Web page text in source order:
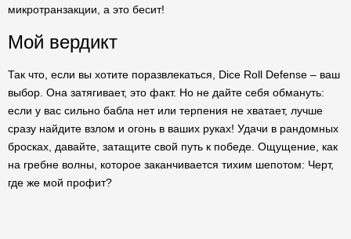
микротранзакции, а это бесит!
Мой вердикт
Так что, если вы хотите поразвлекаться, Dice Roll Defense – ваш
выбор. Она затягивает, это факт. Но не дайте себя обмануть:
если у вас сильно бабла нет или терпения не хватает, лучше
сразу найдите взлом и огонь в ваших руках! Удачи в рандомных
бросках, давайте, затащите свой путь к победе. Ощущение, как
на гребне волны, которое заканчивается тихим шепотом: Черт,
где же мой профит?